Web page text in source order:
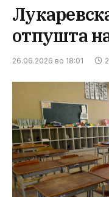
отпушта
26.06.2026 во 18:01